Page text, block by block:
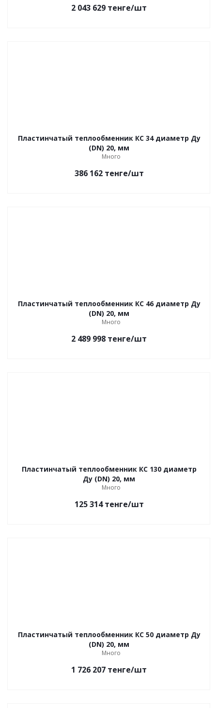
2 043 629 тенге/шт
Пластинчатый теплообменник КС 34 диаметр Ду
(DN) 20, мм
Много
386 162тенге/шт
Пластинчатый теплообменник КС 46 диаметр Ду
(DN) 20, мм
Много
2 489 998 тенге/шт
Пластинчатый теплообменник КС 130 диаметр
Ду (DN) 20, мм
Много
125 314тенге/шт
Пластинчатый теплообменник КС 50 диаметр Ду
(DN) 20, мм
Много
1 726 207 тенге/шт